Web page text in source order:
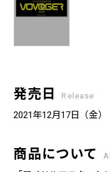
発売日 Release
2021年12月17日（金）
商品について